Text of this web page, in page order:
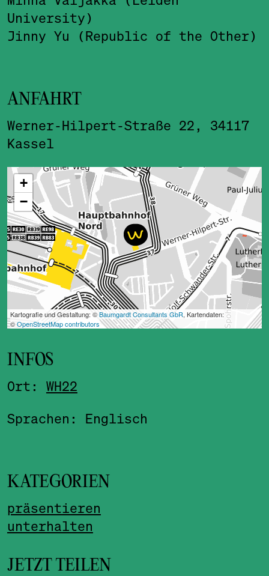
University)
Jinny Yu (Republic of the Other)
ANFAHRT
Werner-Hilpert-Straße 22, 34117
Kassel
ˇ
INFOS
Ort: WH22
Sprachen: Englisch
KATEGORIEN
präsentieren
unterhalten
JETZT TEILEN